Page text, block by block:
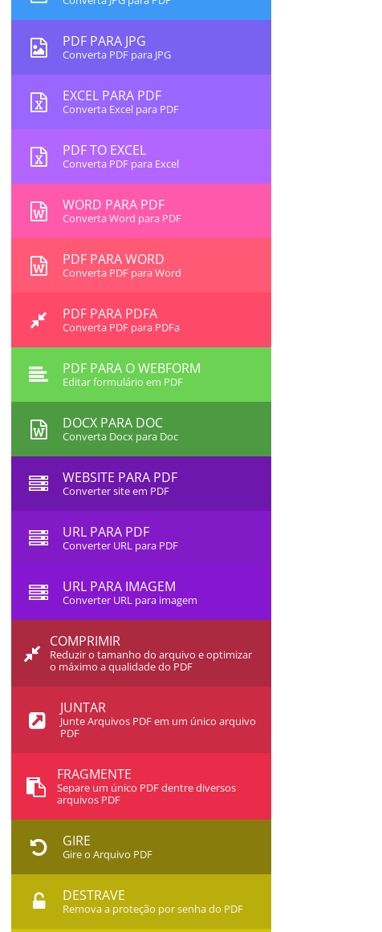
PDF PARA JPG
Converta PDF para JPG
EXCEL PARA PDF
Converta Excel para PDF
PDF TO EXCEL
Converta PDF para Excel
WORD PARA PDF
Converta Word para PDF
PDF PARA WORD
Converta PDF para Word
PDF PARA PDFA
Converta PDF para PDFa
PDF PARA O WEBFORM
Editar formulário em PDF
DOCX PARA DOC
Converta Docx para Doc
WEBSITE PARA PDF
Converter site em PDF
URL PARA PDF
Converter URL para PDF
URL PARA IMAGEM
Converter URL para imagem
COMPRIMIR
Reduzir o tamanho do arquivo e optimizar
o máximo a qualidade do PDF
JUNTAR
Junte Arquivos PDF em um único arquivo
PDF
FRAGMENTE
Separe um único PDF dentre diversos
arquivos PDF
GIRE
Gire o Arquivo PDF
DESTRAVE
Remova a proteção por senha do PDF